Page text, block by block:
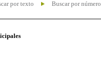
por texto Buscar por número